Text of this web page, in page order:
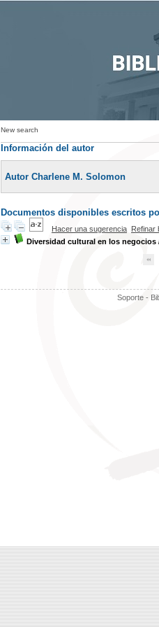
New search
Información del autor
Autor Charlene M. Solomon
Documentos disponibles escritos
Hacer una sugerencia Refinar
Diversidad cultural en los negocios
Soporte -